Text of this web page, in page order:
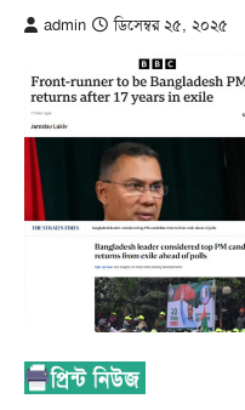
admin ডিসেম্বর ২৫, ২০২৫